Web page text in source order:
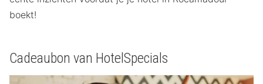
boekt!
Cadeaubon van HotelSpecials